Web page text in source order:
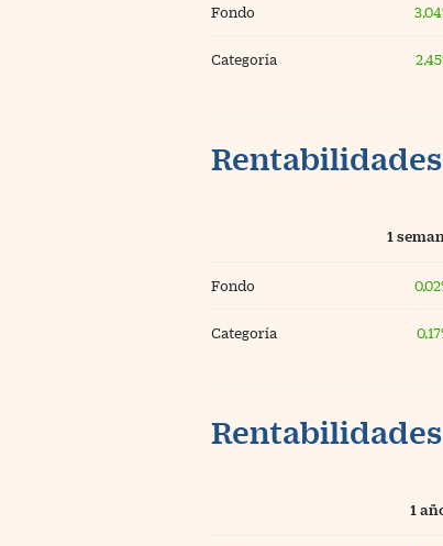
Fondo
Categoría
1
Fondo
Categoría
Rentabilidades
1